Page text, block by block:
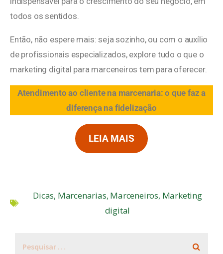
todos os sentidos.
Então, não espere mais: seja sozinho, ou com o auxílio
de profissionais especializados, explore tudo o que o
marketing digital para marceneiros tem para oferecer.
Atendimento ao cliente na marcenaria: o que faz a
diferença na fidelização
LEIA MAIS
Dicas, Marcenarias, Marceneiros, Marketing
digital